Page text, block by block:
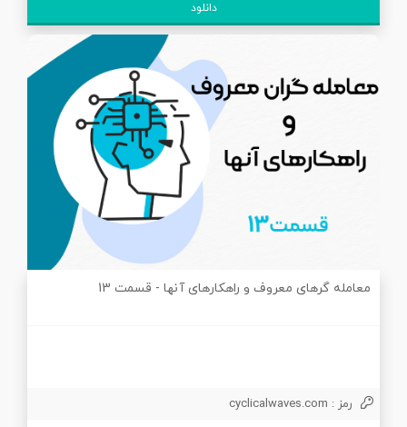
دانلود
معامله گرهای معروف و راهکارهای آنها - قسمت 13
رمز : cyclicalwaves.com